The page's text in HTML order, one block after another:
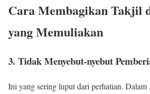
Cara Membagikan Takjil
yang Memuliakan
3. Tidak Menyebut-nyebut
Ini yang sering luput dari perhatian.